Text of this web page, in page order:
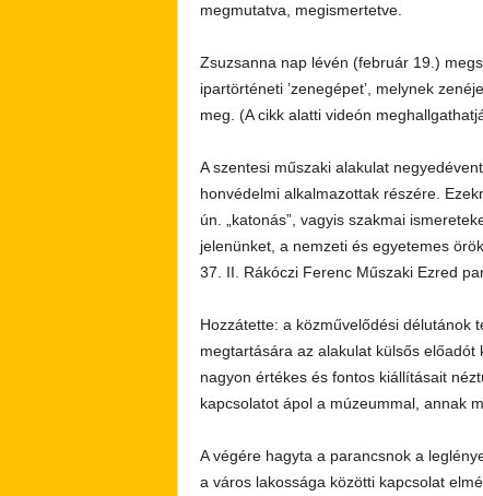
megmutatva, megismertetve.
Zsuzsanna nap lévén (február 19.)
ipartörténeti ’zenegépet’, melynek
meg. (A cikk alatti videón
A szentesi műszaki alakulat
honvédelmi alkalmazottak részére.
ún. „katonás”, vagyis szakmai
jelenünket, a nemzeti és egyetemes
37. II. Rákóczi Ferenc Műszaki Ezred
Hozzátette: a közművelődési délutánok
megtartására az alakulat külsős
nagyon értékes és fontos kiállításait
kapcsolatot ápol a múzeummal, annak
A végére hagyta a parancsnok a
a város lakossága közötti kapcsolat